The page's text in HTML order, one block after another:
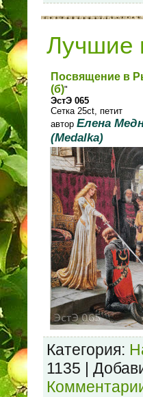
Лучшие
Посвящение в
(б)"
ЭстЭ 065
Сетка 25ct, петит
автор Елена
(Medalka)
Категория:
1135 |